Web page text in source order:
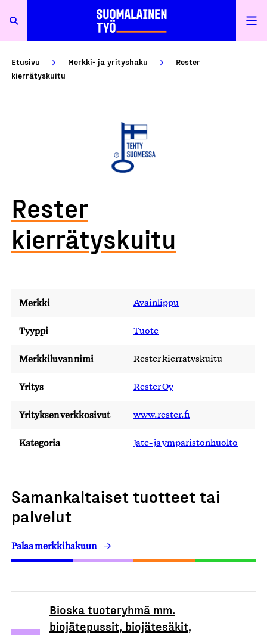
Etusivu Merkki- ja yrityshaku
Rester
kierrätyskuitu
Rester
kierrätyskuitu
Merkki Avainlippu
Tyyppi Tuote
Merkkiluvan nimi Rester kierrätyskuitu
Yritys Rester Oy
Yrityksen verkkosivut www.rester.fi
Kategoria Jäte- ja ympäristönhuolto
Samankaltaiset tuotteet tai
palvelut
Palaa merkkihakuun
Bioska tuoteryhmä mm.
biojätepussit, biojätesäkit,